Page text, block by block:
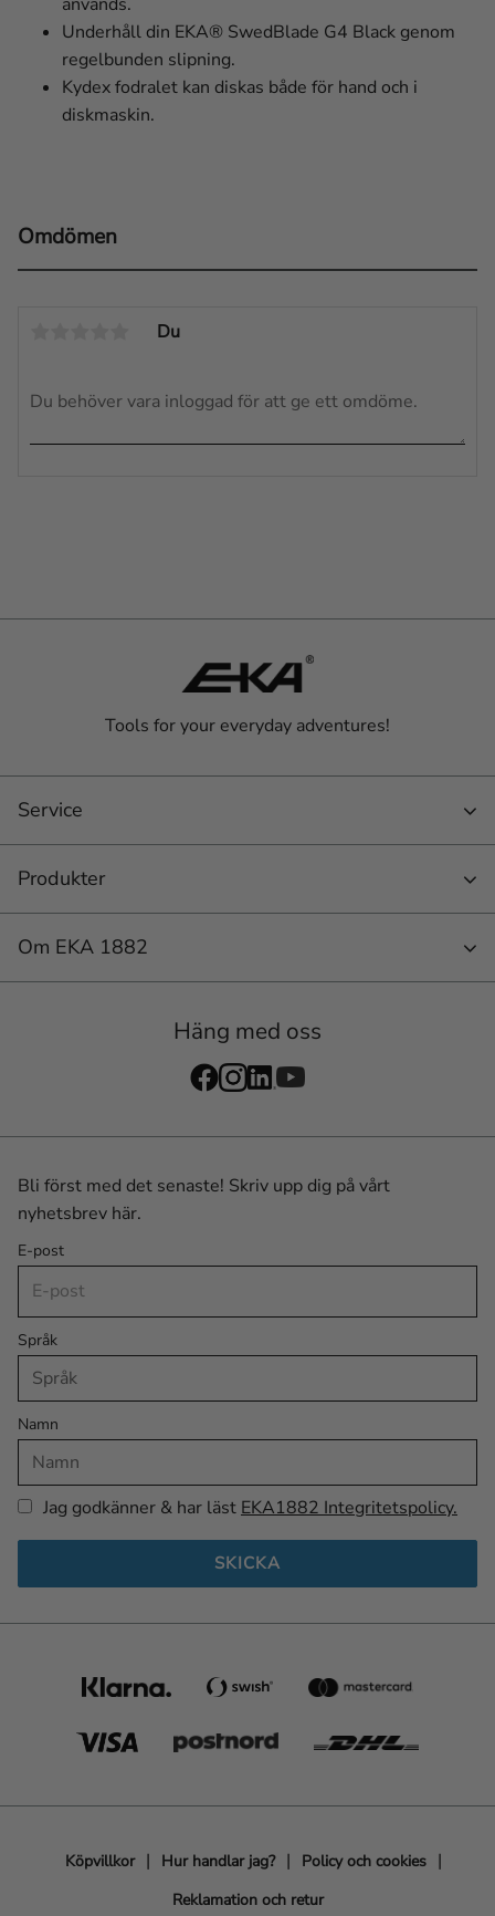
Underhåll din EKA® SwedBlade G4 Black genom
regelbunden slipning.
Kydex fodralet kan diskas både för hand och i
diskmaskin.
Omdömen
Du
Tools for your everyday adventures!
Service
Produkter
Om EKA 1882
Häng med oss
Bli först med det senaste! Skriv upp dig på vårt
nyhetsbrev här.
E-post
Språk
Namn
Jag godkänner & har läst EKA1882 Integritetspolicy.
SKICKA
Köpvillkor Hur handlar jag?
Policy och cookies
Reklamation och retur